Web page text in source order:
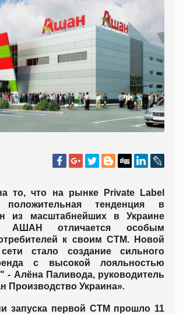
то, что на рынке Privatе Label
положительная тенденция в
из масштабнейших в Украине
АШАН отличается особым
к своим СТМ. Новой
сети стало создание сильного
с высокой лояльностью
- Алёна Паливода, руководитель
Производство Украина».
запуска первой СТМ прошло 11